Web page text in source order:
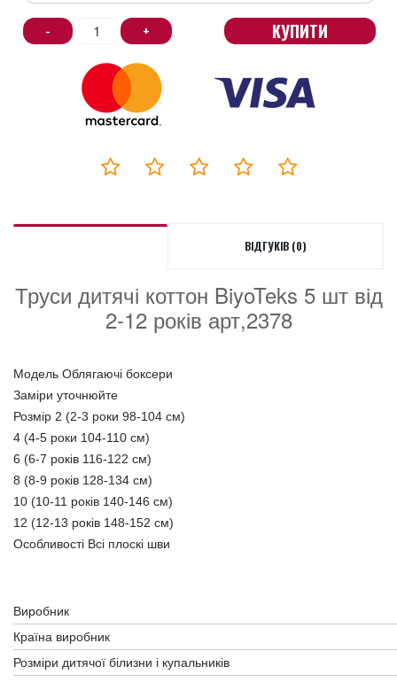
- + КУПИТИ
ВІДГУКІВ (0)
Труси дитячі коттон BiyoTeks 5 шт від
2-12 років арт,2378
Модель Облягаючі боксери
Заміри уточнюйте
Розмір 2 (2-3 роки 98-104 см)
4 (4-5 роки 104-110 см)
6 (6-7 років 116-122 см)
8 (8-9 років 128-134 см)
10 (10-11 років 140-146 см)
12 (12-13 років 148-152 см)
Особливості Всі плоскі шви
Виробник
Країна виробник
Розміри дитячої білизни і купальників